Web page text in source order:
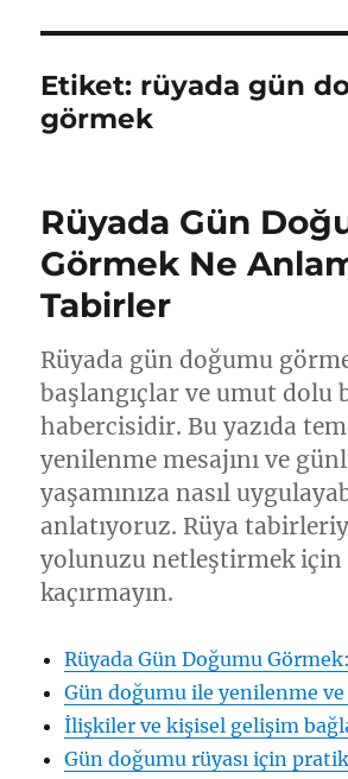
Etiket: rüyada gün
görmek
Rüyada Gün
Görmek Ne
Tabirler
Rüyada gün doğumu
başlangıçlar ve umut dolu
habercisidir. Bu yazıda
yenilenme mesajını ve
yaşamınıza nasıl
anlatıyoruz. Rüya
yolunuzu netleştirmek için
kaçırmayın.
Rüyada Gün Doğumu
Gün doğumu ile yenilenme
İlişkiler ve kişisel gelişim
Gün doğumu rüyası için